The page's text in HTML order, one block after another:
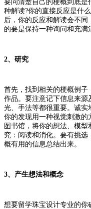
要问清楚自己的梗概到底是
种解读?你的直接反应是什
后，你的反应和解读会不
的要是保持一种询问和充满
2、研究
首先，找到相关的梗概例子
作品。要注意记下信息来
光、手法等都很重要。诚实
你的发现用一种视觉刺激
图书馆，将你的想法、模
究：阅读和消化。要有挑
概有用的信息总结出来。
3、产生想法和概念
想要留学珠宝设计专业的